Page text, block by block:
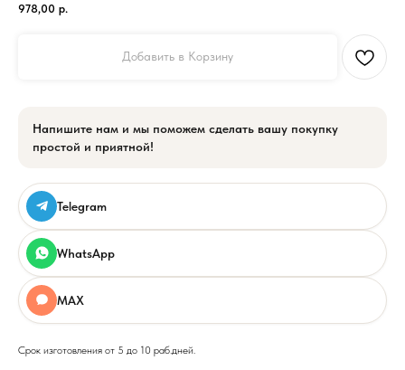
978,00 р.
Добавить в Корзину
Напишите нам и мы поможем сделать вашу покупку
простой и приятной!
Telegram
WhatsApp
MAX
Срок изготовления от 5 до 10 раб.дней.